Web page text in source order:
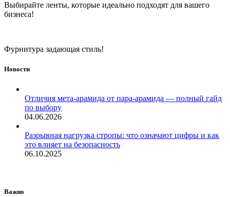
Выбирайте ленты, которые идеально подходят для вашего
бизнеса!
Фурнитура задающая стиль!
Новости
Отличия мета-арамида от пара-арамида — полный гайд
по выбору
04.06.2026
Разрывная нагрузка стропы: что означают цифры и как
это влияет на безопасность
06.10.2025
Важно